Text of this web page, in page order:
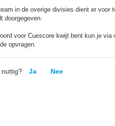
in de overige divisies dient er
doorgegeven.
voor Cuescore kwijt bent kun je
opvragen.
nuttig? Ja Nee